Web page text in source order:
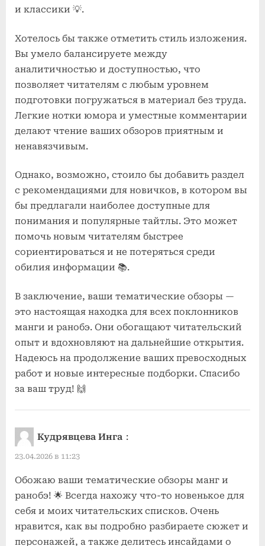
и классики 💡.
Хотелось бы также отметить стиль изложения.
Вы умело балансируете между
аналитичностью и доступностью, что
позволяет читателям с любым уровнем
подготовки погружаться в материал без труда.
Легкие нотки юмора и уместные комментарии
делают чтение ваших обзоров приятным и
ненавязчивым.
Однако, возможно, стоило бы добавить раздел
с рекомендациями для новичков, в котором вы
бы предлагали наиболее доступные для
понимания и популярные тайтлы. Это может
помочь новым читателям быстрее
сориентироваться и не потеряться среди
обилия информации 📚.
В заключение, ваши тематические обзоры —
это настоящая находка для всех поклонников
манги и ранобэ. Они обогащают читательский
опыт и вдохновляют на дальнейшие открытия.
Надеюсь на продолжение ваших превосходных
работ и новые интересные подборки. Спасибо
за ваш труд! 🙌
Кудрявцева Инга :
23.04.2026 в 11:23
Обожаю ваши тематические обзоры манг и
ранобэ! 🌟 Всегда нахожу что-то новенькое для
себя и моих читательских списков. Очень
нравится, как вы подробно разбираете сюжет и
персонажей, а также делитесь инсайдами о